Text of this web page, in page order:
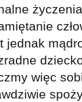
jednak
więc